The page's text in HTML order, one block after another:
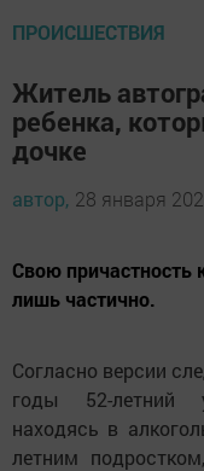
ПРОИСШЕСТВИЯ
Житель
ребенка,
дочке
автор, 28 января
Свою причастность
лишь частично.
Согласно версии
годы 52-летний
находясь в
летним